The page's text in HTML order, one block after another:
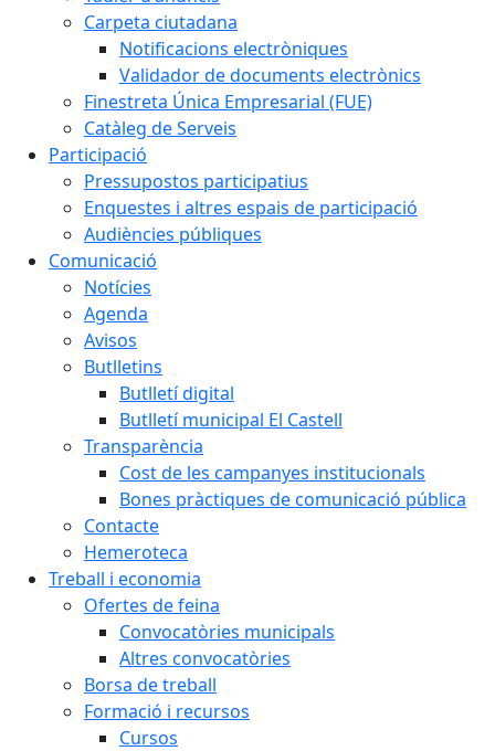
Carpeta ciutadana
Notificacions electròniques
Validador de documents electrònics
Finestreta Única Empresarial (FUE)
Catàleg de Serveis
Participació
Pressupostos participatius
Enquestes i altres espais de participació
Audiències públiques
Comunicació
Notícies
Agenda
Avisos
Butlletins
Butlletí digital
Butlletí municipal El Castell
Transparència
Cost de les campanyes institucionals
Bones pràctiques de comunicació pública
Contacte
Hemeroteca
Treball i economia
Ofertes de feina
Convocatòries municipals
Altres convocatòries
Borsa de treball
Formació i recursos
Cursos